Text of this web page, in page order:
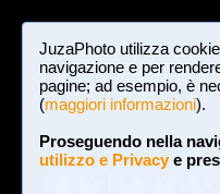
JuzaPhoto utilizza
navigazione e per
pagine; ad esempio, è
(maggiori informazioni).
Proseguendo nella
utilizzo e Privacye